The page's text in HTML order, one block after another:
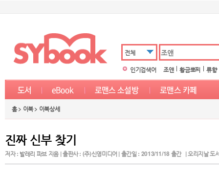
전체
인기검색어
조앤 황금뽀찌 류향
홈 > 이북 > 이북상세
진짜 신부 찾기
저자 : 발레리 파브 지음 | 출판사 : (주)신영미디어 | 출간일 : 2013/11/18 출간 | 오리지날